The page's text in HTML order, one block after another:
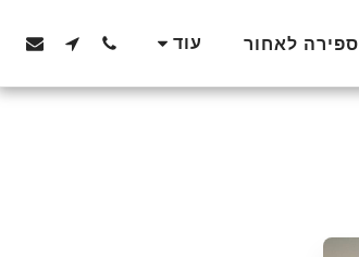
ספירה לאחור עוד